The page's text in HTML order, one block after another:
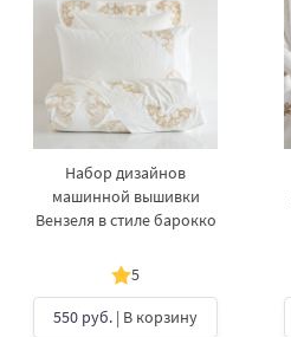
Набор дизайнов
машинной вышивки
Вензеля в стиле барокко
5
550 руб. | В корзину